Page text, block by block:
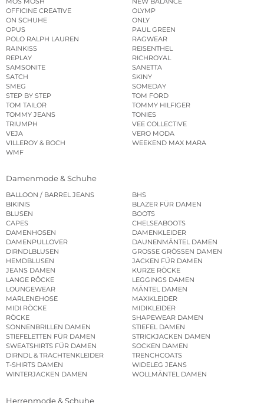
OFFICINE CREATIVE
OLYMP
ON SCHUHE
ONLY
OPUS
PAUL GREEN
POLO RALPH LAUREN
RAGWEAR
RAINKISS
REISENTHEL
REPLAY
RICHROYAL
SAMSONITE
SANETTA
SATCH
SKINY
SMEG
SOMEDAY
STEP BY STEP
TOM FORD
TOM TAILOR
TOMMY HILFIGER
TOMMY JEANS
TONIES
TRIUMPH
VEE COLLECTIVE
VEJA
VERO MODA
VILLEROY & BOCH
WEEKEND MAX MARA
WMF
Damenmode & Schuhe
BALLOON / BARREL JEANS
BHS
BIKINIS
BLAZER FÜR DAMEN
BLUSEN
BOOTS
CAPES
CHELSEABOOTS
DAMENHOSEN
DAMENKLEIDER
DAMENPULLOVER
DAUNENMÄNTEL DAMEN
DIRNDLBLUSEN
GROSSE GRÖSSEN DAMEN
HEMDBLUSEN
JACKEN FÜR DAMEN
JEANS DAMEN
KURZE RÖCKE
LANGE RÖCKE
LEGGINGS DAMEN
LOUNGEWEAR
MÄNTEL DAMEN
MARLENEHOSE
MAXIKLEIDER
MIDI RÖCKE
MIDIKLEIDER
RÖCKE
SHAPEWEAR DAMEN
SONNENBRILLEN DAMEN
STIEFEL DAMEN
STIEFELETTEN FÜR DAMEN
STRICKJACKEN DAMEN
SWEATSHIRTS FÜR DAMEN
SOCKEN DAMEN
DIRNDL & TRACHTENKLEIDER
TRENCHCOATS
T-SHIRTS DAMEN
WIDELEG JEANS
WINTERJACKEN DAMEN
WOLLMÄNTEL DAMEN
Herrenmode & Schuhe